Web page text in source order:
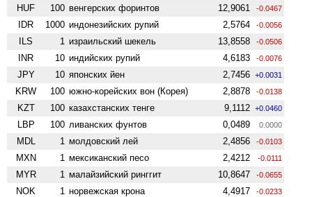
HUF 100 венгерских форинтов 12,9061 -0.0467
IDR 1000 индонезийских рупий 2,5764 -0.0056
ILS 1 израильский шекель 13,8558 -0.0506
INR 10 индийских рупий 4,6183 -0.0076
JPY 10 японских йен 2,7456 +0.0031
KRW 100 южно-корейских вон (Корея) 2,8878 -0.0138
KZT 100 казахстанских тенге 9,1112 +0.0460
LBP 100 ливанских фунтов 0,0489 0.0000
MDL 1 молдовский лей 2,4856 -0.0103
MXN 1 мексиканский песо 2,4212 -0.0111
MYR 1 малайзийский ринггит 10,8647 -0.0655
NOK 1 норвежская крона 4,4917 -0.0233